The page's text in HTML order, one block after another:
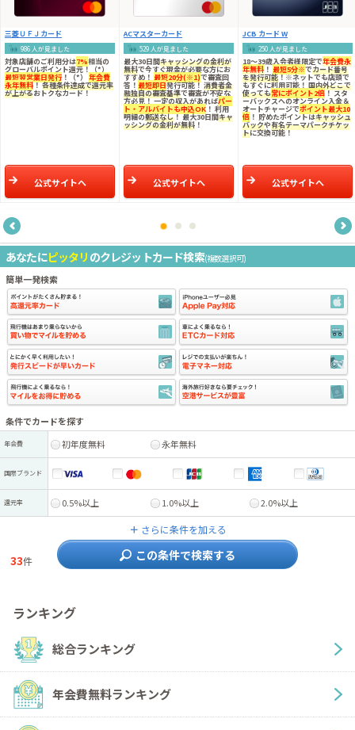
三菱ＵＦＪカード
986 人が見ました
対象店舗のご利用分は7%相当の
グローバルポイント還元！（*）
最短翌営業日発行！（*） 年会費
永年無料！各種条件達成で還元率
が上がるおトクなカード！
公式サイトへ
ACマスターカード
529 人が見ました
最大30日間キャッシングの金利が
無料で今すぐ現金が必要な方にお
すすめ！ 最短20分(※1)で審査回
答！ 最短即日発行可能！ 消費者金
融独自の審査基準で審査が不安な
方必見！ 一定の収入があればパー
ト・アルバイトも申込OK ！ 利用
明細の郵送なし！ 最大30日間キャ
ッシングの金利が無料 ！
公式サイトへ
JCB カード W
250 人が見ました
18～39歳入会者様限定で年会費永
年無料 ！ 最短5分※でカード番号
を発行可能！※ネットでも店頭で
もすぐに利用可能！ 国内外どこで
使っても常にポイント2倍！ スタ
ーバックスへのオンライン入金＆
オートチャージでポイント最大10
倍 ！ 貯めたポイントはキャッシュ
バックや有名テーマパークチケッ
トに交換可能！
公式サイトへ
あなたにピッタリ のクレジットカード検索(複数選択可)
簡単一発検索
条件でカードを探す
年会費 初年度無料 永年無料
国際ブランド
還元率 0.5%以上 1.0%以上 2.0%以上
＋ さらに条件を加える
33件 この条件で検索する
ランキング
総合ランキング
年会費無料ランキング